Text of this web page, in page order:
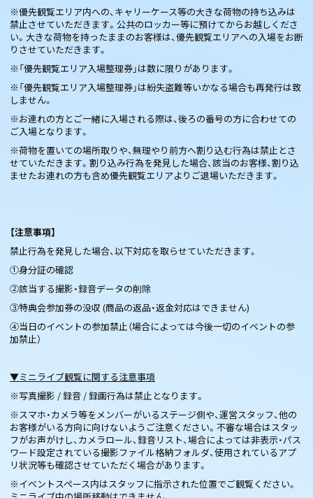
※優先観覧エリア内への、キャリーケース等の大きな荷物の持ち込みは
禁止させていただきます。公共のロッカー等に預けてからお越しくださ
い。大きな荷物を持ったままのお客様は、優先観覧エリアへの入場をお断
りさせていただきます。
※「優先観覧エリア入場整理券」は数に限りがあります。
※「優先観覧エリア入場整理券」は紛失盗難等いかなる場合も再発行は致
しません。
※お連れの方とご一緒に入場される際は、後ろの番号の方に合わせての
ご入場となります。
※荷物を置いての場所取りや、無理やり前方へ割り込む行為は禁止とさ
せていただきます。割り込み行為を発見した場合、該当のお客様、割り込
ませたお連れの方も含め優先観覧エリアよりご退場いただきます。
【注意事項】
禁止行為を発見した場合、以下対応を取らせていただきます。
①身分証の確認
②該当する撮影・録音データの削除
③特典会参加券の没収 (商品の返品・返金対応はできません)
④当日のイベントの参加禁止（場合によっては今後一切のイベントの参
加禁止）
▼ミニライブ観覧に関する注意事項
※写真撮影 / 録音 / 録画行為は禁止となります。
※スマホ・カメラ等をメンバーがいるステージ側や、運営スタッフ、他の
お客様がいる方向に向けないようご注意ください。不審な場合はスタッ
フがお声がけし、カメラロール、録音リスト、場合によっては非表示・パス
ワード設定されている撮影ファイル格納フォルダ、使用されているアプ
リ状況等も確認させていただく場合があります。
※イベントスペース内はスタッフに指示された位置でご観覧ください。